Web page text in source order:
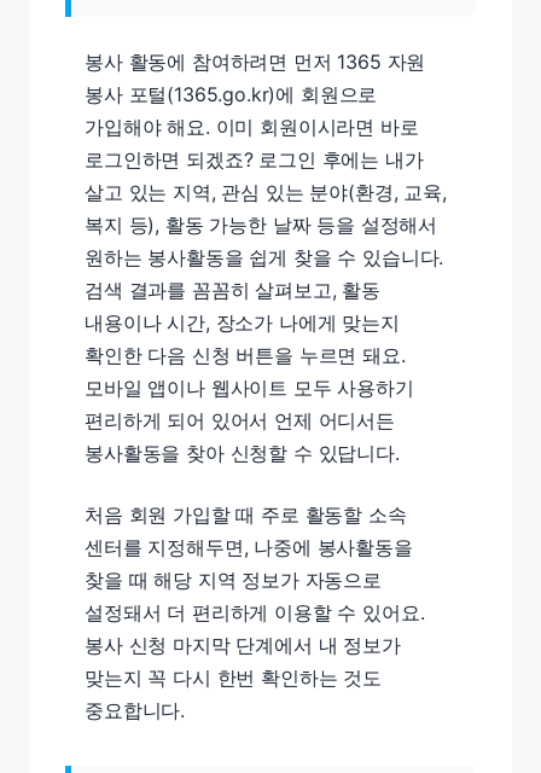
봉사 활동에 참여하려면 먼저 1365 자원
봉사 포털(1365.go.kr)에 회원으로
가입해야 해요. 이미 회원이시라면 바로
로그인하면 되겠죠? 로그인 후에는 내가
살고 있는 지역, 관심 있는 분야(환경, 교육,
복지 등), 활동 가능한 날짜 등을 설정해서
원하는 봉사활동을 쉽게 찾을 수 있습니다.
검색 결과를 꼼꼼히 살펴보고, 활동
내용이나 시간, 장소가 나에게 맞는지
확인한 다음 신청 버튼을 누르면 돼요.
모바일 앱이나 웹사이트 모두 사용하기
편리하게 되어 있어서 언제 어디서든
봉사활동을 찾아 신청할 수 있답니다.
처음 회원 가입할 때 주로 활동할 소속
센터를 지정해두면, 나중에 봉사활동을
찾을 때 해당 지역 정보가 자동으로
설정돼서 더 편리하게 이용할 수 있어요.
봉사 신청 마지막 단계에서 내 정보가
맞는지 꼭 다시 한번 확인하는 것도
중요합니다.